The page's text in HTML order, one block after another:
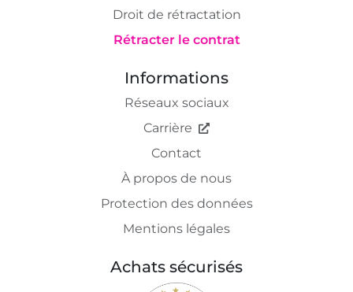
Droit de rétractation
Rétracter le contrat
Informations
Réseaux sociaux
Carrière
Contact
À propos de nous
Protection des données
Mentions légales
Achats sécurisés